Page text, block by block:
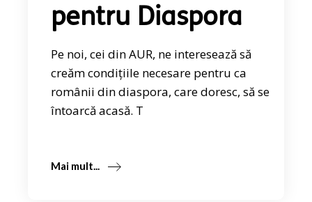
pentru Diaspora
Pe noi, cei din AUR, ne interesează să
creăm condițiile necesare pentru ca
românii din diaspora, care doresc, să se
întoarcă acasă. T
Mai mult...